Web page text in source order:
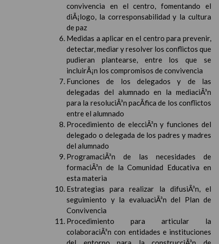
convivencia en el centro, fomentando el
diÃ¡logo, la corresponsabilidad y la cultura
de paz
Medidas a aplicar en el centro para prevenir,
detectar, mediar y resolver los conflictos que
pudieran plantearse, entre los que se
incluirÃ¡n los compromisos de convivencia
Funciones de los delegados y de las
delegadas del alumnado en la mediaciÃ³n
para la resoluciÃ³n pacÃ­fica de los conflictos
entre el alumnado
Procedimiento de elecciÃ³n y funciones del
delegado o delegada de los padres y madres
del alumnado
ProgramaciÃ³n de las necesidades de
formaciÃ³n de la Comunidad Educativa en
esta materia
Estrategias para realizar la difusiÃ³n, el
seguimiento y la evaluaciÃ³n del Plan de
Convivencia
Procedimiento para articular la
colaboraciÃ³n con entidades e instituciones